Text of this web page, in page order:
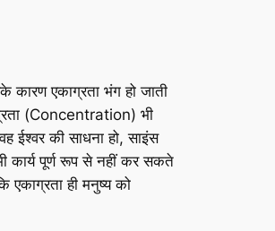
कारण एकाग्रता भंग हो जाती
(Concentration) भी
ईश्वर की साधना हो, साइंस
कार्य पूर्ण रूप से नहीं कर सकते
ही मनुष्य को